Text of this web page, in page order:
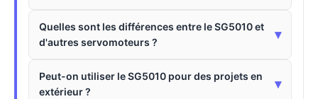
Quelles sont les différences entre le SG5010 et
d'autres servomoteurs ?
▾
Peut-on utiliser le SG5010 pour des projets en
extérieur ?
▾